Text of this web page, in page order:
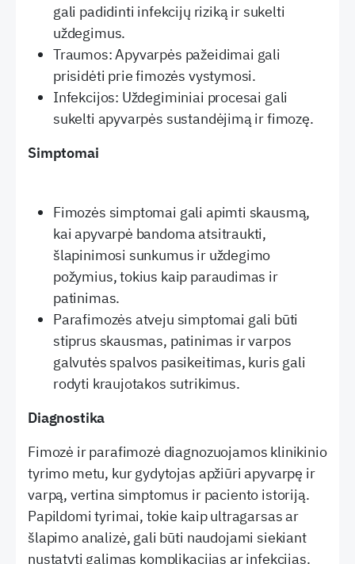
gali padidinti infekcijų riziką ir sukelti
uždegimus.
Traumos: Apyvarpės pažeidimai gali
prisidėti prie fimozės vystymosi.
Infekcijos: Uždegiminiai procesai gali
sukelti apyvarpės sustandėjimą ir fimozę.
Simptomai
Fimozės simptomai gali apimti skausmą,
kai apyvarpė bandoma atsitraukti,
šlapinimosi sunkumus ir uždegimo
požymius, tokius kaip paraudimas ir
patinimas.
Parafimozės atveju simptomai gali būti
stiprus skausmas, patinimas ir varpos
galvutės spalvos pasikeitimas, kuris gali
rodyti kraujotakos sutrikimus.
Diagnostika
Fimozė ir parafimozė diagnozuojamos klinikinio
tyrimo metu, kur gydytojas apžiūri apyvarpę ir
varpą, vertina simptomus ir paciento istoriją.
Papildomi tyrimai, tokie kaip ultragarsas ar
šlapimo analizė, gali būti naudojami siekiant
nustatyti galimas komplikacijas ar infekcijas.